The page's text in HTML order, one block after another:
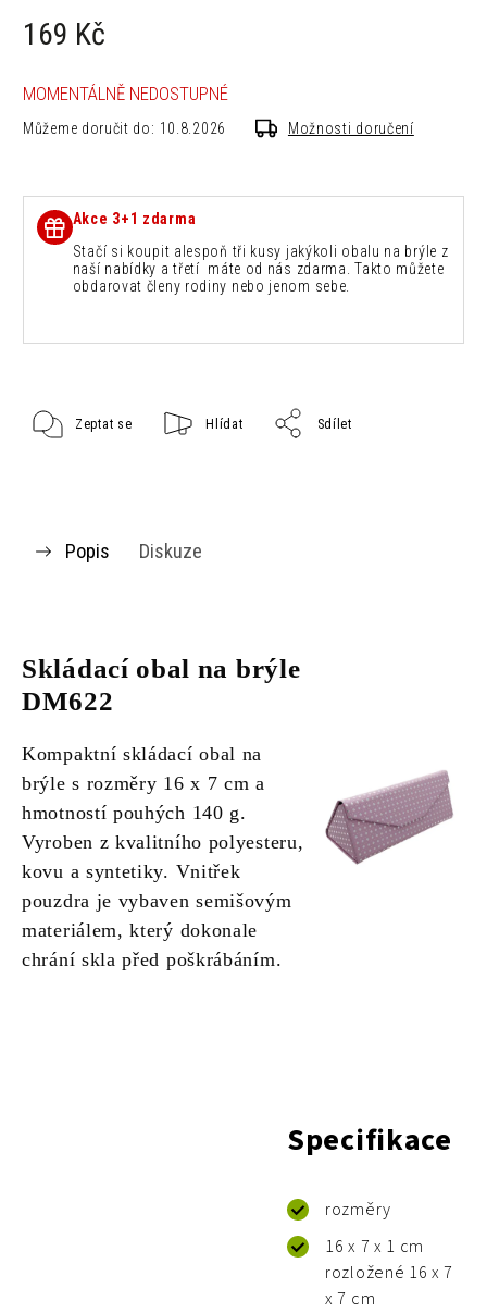
169 Kč
MOMENTÁLNĚ NEDOSTUPNÉ
Můžeme doručit do: 10.8.2026 Možnosti doručení
Akce 3+1 zdarma
Stačí si koupit alespoň tři kusy jakýkoli obalu na brýle z
naší nabídky a třetí máte od nás zdarma. Takto můžete
obdarovat členy rodiny nebo jenom sebe.
Zeptat se Hlídat Sdílet
Popis Diskuze
Skládací obal na brýle
DM622
Kompaktní skládací obal na
brýle s rozměry 16 x 7 cm a
hmotností pouhých 140 g.
Vyroben z kvalitního polyesteru,
kovu a syntetiky. Vnitřek
pouzdra je vybaven semišovým
materiálem, který dokonale
chrání skla před poškrábáním.
Specifikace
rozměry
16 x 7 x 1 cm
rozložené 16 x 7
x 7 cm